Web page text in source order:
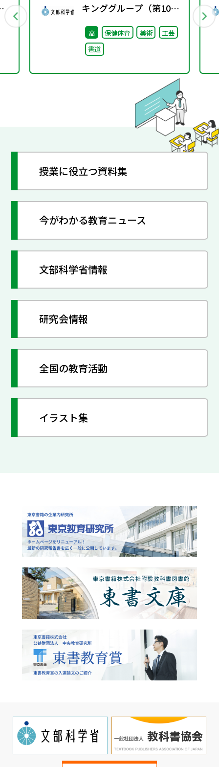
キンググループ（第10
回）配付資料
高 保健体育 美術
工芸
書道
授業に役立つ資料集
今がわかる教育ニュース
文部科学省情報
研究会情報
全国の教育活動
イラスト集